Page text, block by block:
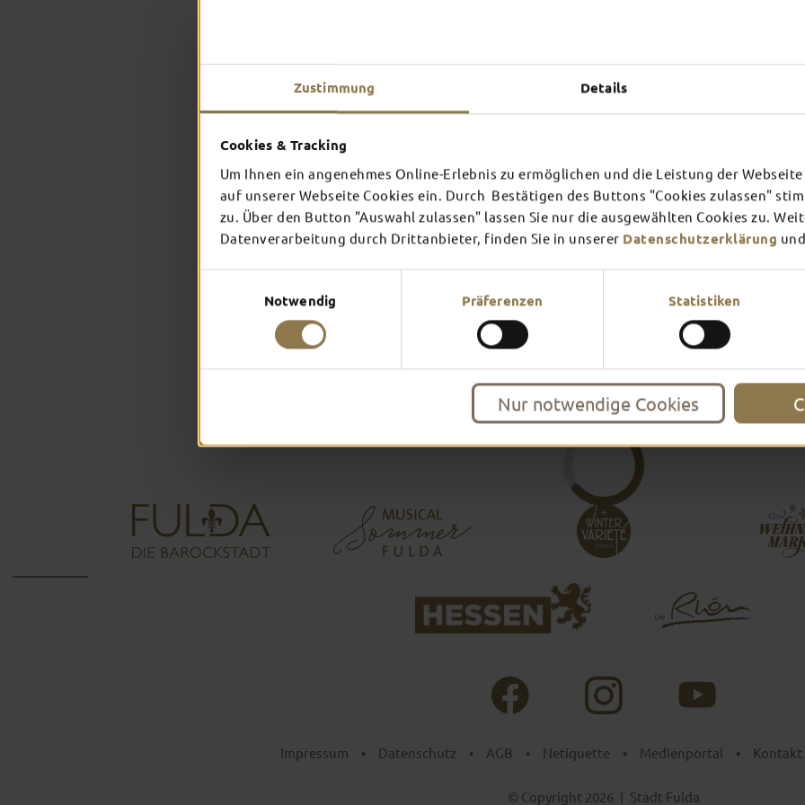
Zustimmung Details
Cookies & Tracking
Um Ihnen ein angenehmes Online-Erlebnis zu ermöglichen und die Leistung der
auf unserer Webseite Cookies ein. Durch Bestätigen des Buttons "Cookies zulassen"
zu. Über den Button "Auswahl zulassen" lassen Sie nur die ausgewählten Cookies zu.
Datenverarbeitung durch Drittanbieter, finden Sie in unserer Datenschutzerklärung
Notwendig Präferenzen Statistiken
Nur notwendige Cookies
THEATER
Mehr erfahren Mehr
FULDA AN
Inspiration ansehen
TOP-
In Fulda ist irgendwo immer
Theater – entdecke hier
Impressum • Datenschutz • AGB • Netiquette • Medienportal • Kontakt
© Copyright 2026 | Stadt Fulda